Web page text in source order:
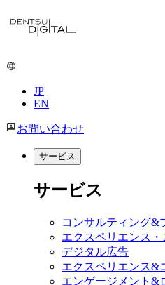
メ
コ
ツ
JP
EN
お問い合わせ
サービス
サービス
コンサルティング&
エクスペリエンス
デジタル広告
エクスペリエンス&
エンゲージメント&